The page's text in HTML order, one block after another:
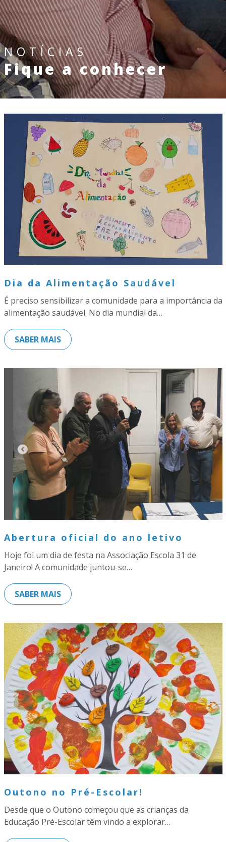
NOTÍCIAS
Fique a conhecer
Dia da Alimentação Saudável
É preciso sensibilizar a comunidade para a importância da
alimentação saudável. No dia mundial da…
SABER MAIS
Abertura oficial do ano letivo
Hoje foi um dia de festa na Associação Escola 31 de
Janeiro! A comunidade juntou-se…
SABER MAIS
Outono no Pré-Escolar!
Desde que o Outono começou que as crianças da
Educação Pré-Escolar têm vindo a explorar…